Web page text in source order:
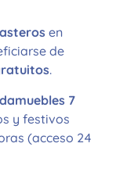
en
de
.
7
y festivos
(acceso 24